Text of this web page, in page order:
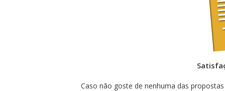
Caso não goste de nenhuma das